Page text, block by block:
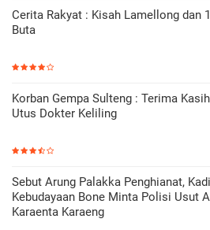
Cerita Rakyat : Kisah Lamellong dan
Buta
Korban Gempa Sulteng : Terima
Utus Dokter Keliling
Sebut Arung Palakka Penghianat,
Kebudayaan Bone Minta Polisi Usut
Karaenta Karaeng